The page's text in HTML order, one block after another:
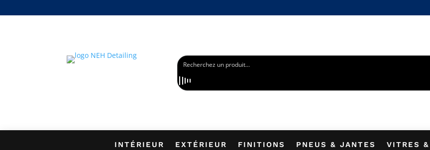
INTÉRIEUR EXTÉRIEUR FINITIONS PNEUS & JANTES VITRES